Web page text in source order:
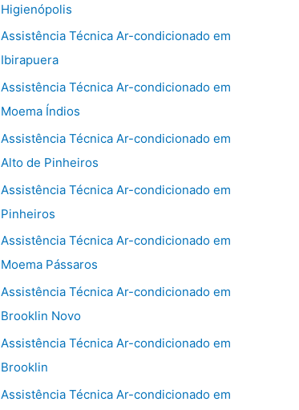
Higienópolis
Assistência Técnica Ar-condicionado em
Ibirapuera
Assistência Técnica Ar-condicionado em
Moema Índios
Assistência Técnica Ar-condicionado em
Alto de Pinheiros
Assistência Técnica Ar-condicionado em
Pinheiros
Assistência Técnica Ar-condicionado em
Moema Pássaros
Assistência Técnica Ar-condicionado em
Brooklin Novo
Assistência Técnica Ar-condicionado em
Brooklin
Assistência Técnica Ar-condicionado em